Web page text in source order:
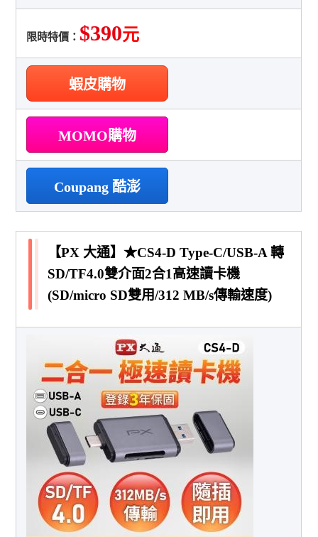
限時特價： $390元
蝦皮購物
MOMO購物
Coupang 酷澎
【PX 大通】★CS4-D Type-C/USB-A 轉
SD/TF4.0雙介面2合1高速讀卡機
(SD/micro SD雙用/312 MB/s傳輸速度)